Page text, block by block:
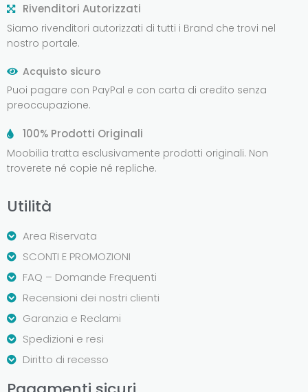
Rivenditori Autorizzati
Siamo rivenditori autorizzati di tutti i Brand che trovi nel
nostro portale.
Acquisto sicuro
Puoi pagare con PayPal e con carta di credito senza
preoccupazione.
100% Prodotti Originali
Moobilia tratta esclusivamente prodotti originali. Non
troverete né copie né repliche.
Utilità
Area Riservata
SCONTI E PROMOZIONI
FAQ – Domande Frequenti
Recensioni dei nostri clienti
Garanzia e Reclami
Spedizioni e resi
Diritto di recesso